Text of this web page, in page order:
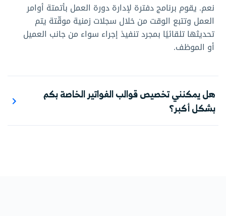
نعم. يقوم برنامج دفترة لإدارة دورة العمل بأتمتة أوامر
العمل وتتبع الوقت من خلال سجلات زمنية موقّتة يتم
تحديثها تلقائيًا بمجرد تنفيذ إجراء سواء من جانب العميل
أو الموظف.
هل يمكنني تخصيص قوالب الفواتير الخاصة بكم
بشكل أكبر؟
نعم. دفترة مبني بالكامل حول المرونة والتخصيص. يمكنك